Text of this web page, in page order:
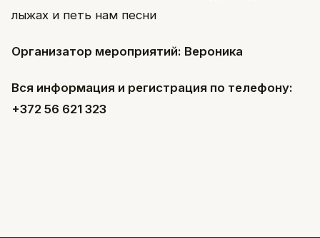
лыжах и петь нам песни
Организатор мероприятий: Вероника
Вся информация и регистрация по телефону:
+372 56 621 323